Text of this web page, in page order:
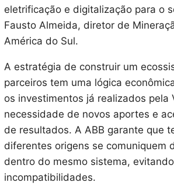
eletrificação e digitalização para o
Fausto Almeida, diretor de
América do Sul.
A estratégia de construir um
parceiros tem uma lógica
os investimentos já realizados pela
necessidade de novos aportes e
de resultados. A ABB garante que
diferentes origens se comuniquem
dentro do mesmo sistema,
incompatibilidades.